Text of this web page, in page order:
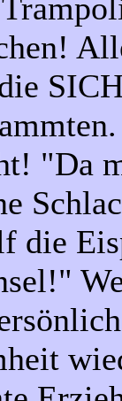
"Da
die